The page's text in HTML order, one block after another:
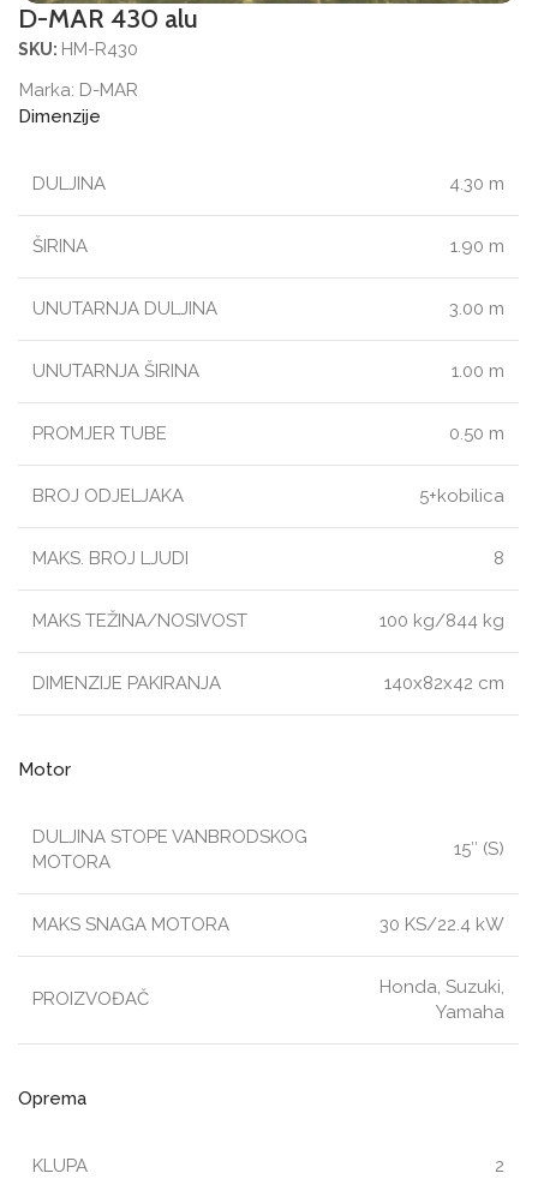
D-MAR 430 alu
SKU: HM-R430
Marka: D-MAR
Dimenzije
DULJINA 4.30 m
ŠIRINA 1.90 m
UNUTARNJA DULJINA 3.00 m
UNUTARNJA ŠIRINA 1.00 m
PROMJER TUBE 0.50 m
BROJ ODJELJAKA 5+kobilica
MAKS. BROJ LJUDI 8
MAKS TEŽINA/NOSIVOST 100 kg/844 kg
DIMENZIJE PAKIRANJA 140x82x42 cm
Motor
DULJINA STOPE VANBRODSKOG
MOTORA
15″ (S)
MAKS SNAGA MOTORA 30 KS/22.4 kW
PROIZVOĐAČ
Honda, Suzuki,
Yamaha
Oprema
KLUPA 2